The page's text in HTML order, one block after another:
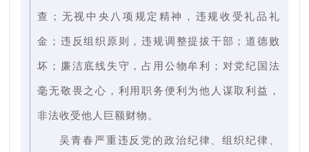
查；无视中央八项规定精神，违规收受礼品礼
金；违反组织原则，违规调整提拔干部；道德败
坏；廉洁底线失守，占用公物牟利；对党纪国法
毫无敬畏之心，利用职务便利为他人谋取利益，
非法收受他人巨额财物。
吴青春严重违反党的政治纪律、组织纪律、